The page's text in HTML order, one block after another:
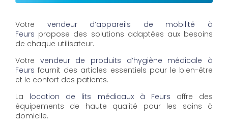
Votre vendeur d’appareils de mobilité à
Feurs propose des solutions adaptées aux besoins
de chaque utilisateur.
Votre vendeur de produits d’hygiène médicale à
Feurs fournit des articles essentiels pour le bien-être
et le confort des patients.
La location de lits médicaux à Feurs offre des
équipements de haute qualité pour les soins à
domicile.